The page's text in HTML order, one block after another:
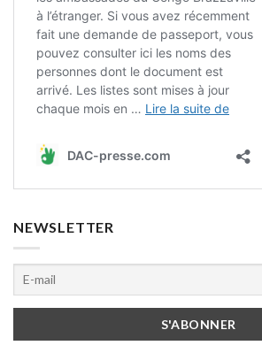
NEWSLETTER